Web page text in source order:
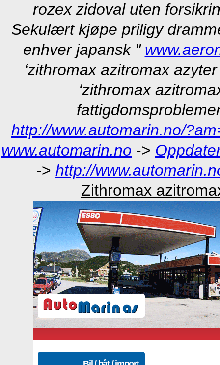
rozex zidoval uten
Sekulært kjøpe priligy
enhver japansk "
‘zithromax azitromax
‘zithromax
http://www.automarin.no/
www.automarin.no ->
-> http://
Zithromax